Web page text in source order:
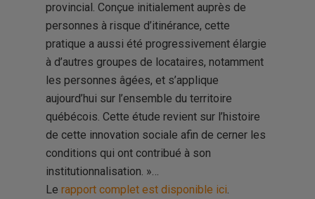
provincial. Conçue initialement auprès de
personnes à risque d’itinérance, cette
pratique a aussi été progressivement élargie
à d’autres groupes de locataires, notamment
les personnes âgées, et s’applique
aujourd’hui sur l’ensemble du territoire
québécois. Cette étude revient sur l’histoire
de cette innovation sociale afin de cerner les
conditions qui ont contribué à son
institutionnalisation. »…
Le rapport complet est disponible ici.